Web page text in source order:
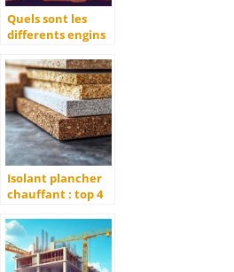
Quels sont les
differents engins
guide de la
signalisation
temporaire
Isolant plancher
chauffant : top 4
matériaux pour
une isolation
performante